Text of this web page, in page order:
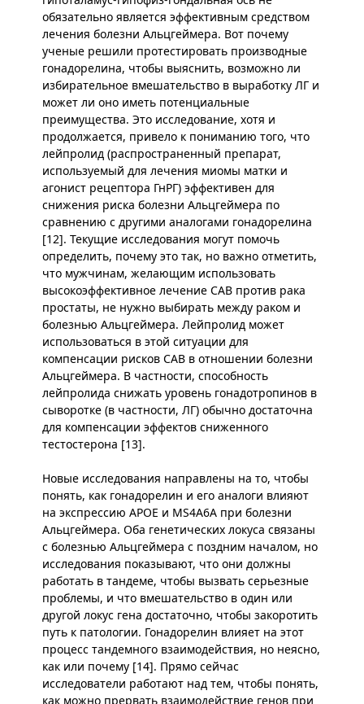
обязательно является эффективным средством
лечения болезни Альцгеймера. Вот почему
ученые решили протестировать производные
гонадорелина, чтобы выяснить, возможно ли
избирательное вмешательство в выработку ЛГ и
может ли оно иметь потенциальные
преимущества. Это исследование, хотя и
продолжается, привело к пониманию того, что
лейпролид (распространенный препарат,
используемый для лечения миомы матки и
агонист рецептора ГнРГ) эффективен для
снижения риска болезни Альцгеймера по
сравнению с другими аналогами гонадорелина
[12]. Текущие исследования могут помочь
определить, почему это так, но важно отметить,
что мужчинам, желающим использовать
высокоэффективное лечение CAB против рака
простаты, не нужно выбирать между раком и
болезнью Альцгеймера. Лейпролид может
использоваться в этой ситуации для
компенсации рисков CAB в отношении болезни
Альцгеймера. В частности, способность
лейпролида снижать уровень гонадотропинов в
сыворотке (в частности, ЛГ) обычно достаточна
для компенсации эффектов сниженного
тестостерона [13].
Новые исследования направлены на то, чтобы
понять, как гонадорелин и его аналоги влияют
на экспрессию APOE и MS4A6A при болезни
Альцгеймера. Оба генетических локуса связаны
с болезнью Альцгеймера с поздним началом, но
исследования показывают, что они должны
работать в тандеме, чтобы вызвать серьезные
проблемы, и что вмешательство в один или
другой локус гена достаточно, чтобы закоротить
путь к патологии. Гонадорелин влияет на этот
процесс тандемного взаимодействия, но неясно,
как или почему [14]. Прямо сейчас
исследователи работают над тем, чтобы понять,
как можно прервать взаимодействие генов при